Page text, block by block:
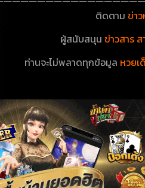
ติดตาม ข่า
ผู้สนับสนุน ข่าวสาร ส
ท่านจะไม่พลาดทุกข้อมูล หวยเ